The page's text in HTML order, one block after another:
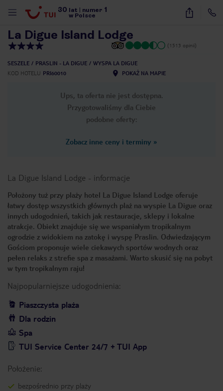
30 lat numer 1
w Polsce
23
La Digue Island Lodge
(1513 opinii)
SESZELE PRASLIN - LA DIGUE
WYSPA LA DIGUE
KOD HOTELU PRI60010 POKAŻ NA MAPIE
Ups, ta oferta nie jest dostępna.
Przygotowaliśmy dla Ciebie
podobne oferty:
Zobacz inne ceny i terminy »
La Digue Island Lodge - informacje
Położony tuż przy plaży hotel La Digue Island Lodge oferuje
łatwy dostęp wszystkich głównych plaż na wyspie La Digue oraz
innych udogodnień, takich jak restauracje, sklepy i lokalne
atrakcje. Obiekt znajduje się we wspaniałym tropikalnym
ogrodzie z widokiem na zatokę i wyspę Praslin. Odwiedzającym
Gościom proponuje wiele ciekawych sportów wodnych oraz
pełen relaks z strefie spa z masażami. Warto skusić się na pobyt
w tym tropikalnym raju!
Najpopularniejsze udogodnienia:
Piaszczysta plaża
Dla rodzin
Spa
TUI Service Center 24/7 + TUI App
Położenie:
bezpośrednio przy plaży